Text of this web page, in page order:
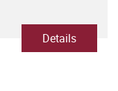
Details